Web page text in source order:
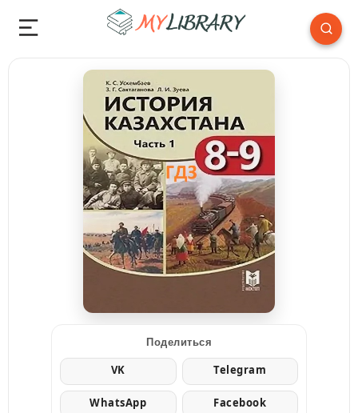
Поделиться
VK Telegram
WhatsApp Facebook